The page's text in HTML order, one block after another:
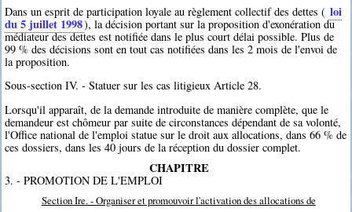
Dans un esprit de participation loyale au règlement collectif des dettes ( loi
du 5 juillet 1998), la décision portant sur la proposition d'exonération du
médiateur des dettes est notifiée dans le plus court délai possible. Plus de
99 % des décisions sont en tout cas notifiées dans les 2 mois de l'envoi de
la proposition.
Sous-section IV. - Statuer sur les cas litigieux Article 28.
Lorsqu'il apparaît, de la demande introduite de manière complète, que le
demandeur est chômeur par suite de circonstances dépendant de sa volonté,
l'Office national de l'emploi statue sur le droit aux allocations, dans 66 % de
ces dossiers, dans les 40 jours de la réception du dossier complet.
CHAPITRE
3. - PROMOTION DE L'EMPLOI
Section Ire. - Organiser et promouvoir l'activation des allocations de